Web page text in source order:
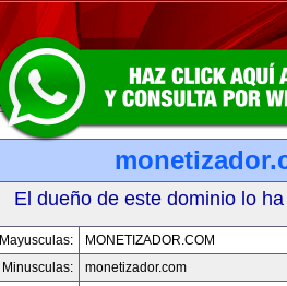
El dueño de este dominio lo
Mayusculas:
MONETIZADOR.COM
Minusculas:
monetizador.com